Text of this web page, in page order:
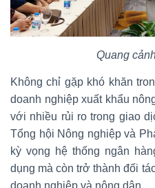
Quang
Không chỉ gặp khó khăn
doanh nghiệp xuất khẩu
với nhiều rủi ro trong giao
Tổng hội Nông nghiệp và
kỳ vọng hệ thống ngân
dụng mà còn trở thành đối
doanh nghiệp và nông dân.